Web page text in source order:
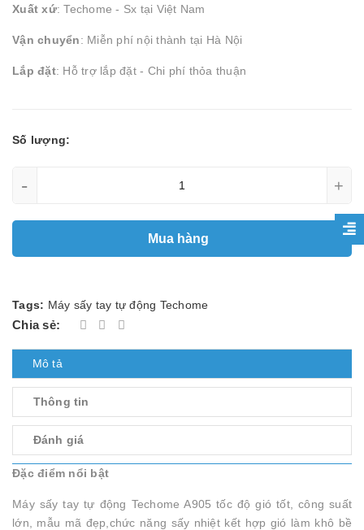
Xuất xứ: Techome - Sx tại Việt Nam
Vận chuyển: Miễn phí nội thành tại Hà Nội
Lắp đặt: Hỗ trợ lắp đặt - Chi phí thỏa thuận
Số lượng:
- +
Mua hàng
Tags: Máy sấy tay tự động Techome
Chia sẻ:
Mô tả
Thông tin
Đánh giá
Đặc điểm nổi bật
Máy sấy tay tự động Techome A905 tốc độ gió tốt, công suất
lớn, mẫu mã đẹp,chức năng sấy nhiệt kết hợp gió làm khô bề